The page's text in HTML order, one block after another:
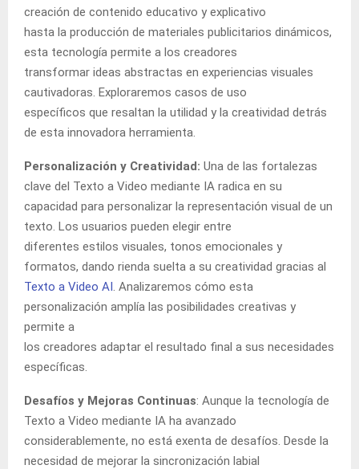
creación de contenido educativo y explicativo
hasta la producción de materiales publicitarios dinámicos,
esta tecnología permite a los creadores
transformar ideas abstractas en experiencias visuales
cautivadoras. Exploraremos casos de uso
específicos que resaltan la utilidad y la creatividad detrás
de esta innovadora herramienta.
Personalización y Creatividad: Una de las fortalezas
clave del Texto a Video mediante IA radica en su
capacidad para personalizar la representación visual de un
texto. Los usuarios pueden elegir entre
diferentes estilos visuales, tonos emocionales y
formatos, dando rienda suelta a su creatividad gracias al
Texto a Video AI . Analizaremos cómo esta
personalización amplía las posibilidades creativas y
permite a
los creadores adaptar el resultado final a sus necesidades
específicas.
Desafíos y Mejoras Continuas: Aunque la tecnología de
Texto a Video mediante IA ha avanzado
considerablemente, no está exenta de desafíos. Desde la
necesidad de mejorar la sincronización labial